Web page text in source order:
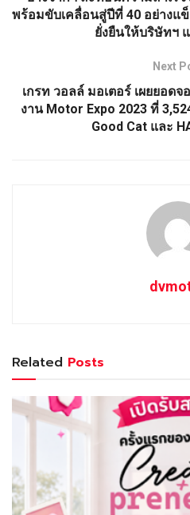
พร้อมขับเคลื่อนสู่ปีที่ 40 อย่างแ
ยั่งยืนให้บริษัทฯ
Next
เกรท วอลล์ มอเตอร์ เผยยอด
งาน Motor Expo 2023 ที่
Good Cat และ
Related Posts